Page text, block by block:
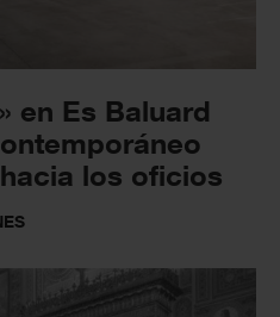
en Es Baluard
los oficios